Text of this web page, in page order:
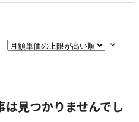
見つかりませんでし